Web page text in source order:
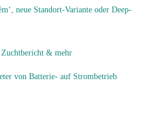
neue Standort-Variante oder Deep-
& mehr
von Batterie- auf Strombetrieb